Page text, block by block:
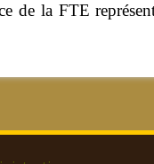
la FTE